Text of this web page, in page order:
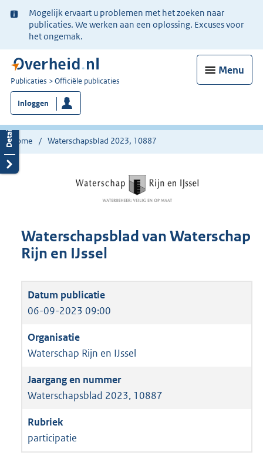
Ter
informatie:
Mogelijk ervaart u problemen met het zoeken naar
publicaties. We werken aan een oplossing. Excuses voor
het ongemak.
Menu
U
bent
nu
hier:
Publicaties Officiële publicaties
Inloggen
Home Waterschapsblad 2023, 10887
Waterschapsblad van Waterschap
Rijn en IJssel
06-09-2023 09:00
Waterschap Rijn en IJssel
Waterschapsblad 2023, 10887
participatie